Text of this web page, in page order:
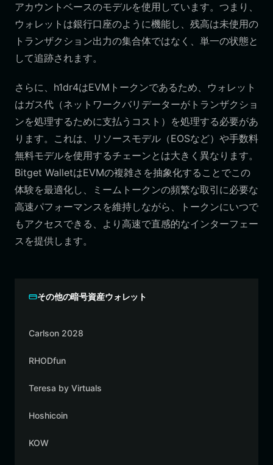
アカウントベースのモデルを使用しています。つまり、
ウォレットは銀行口座のように機能し、残高は未使用の
トランザクション出力の集合体ではなく、単一の状態と
して追跡されます。
さらに、h1dr4はEVMトークンであるため、ウォレット
はガス代（ネットワークバリデーターがトランザクショ
ンを処理するために支払うコスト）を処理する必要があ
ります。これは、リソースモデル（EOSなど）や手数料
無料モデルを使用するチェーンとは大きく異なります。
Bitget WalletはEVMの複雑さを抽象化することでこの
体験を最適化し、ミームトークンの頻繁な取引に必要な
高速パフォーマンスを維持しながら、トークンにいつで
もアクセスできる、より高速で直感的なインターフェー
スを提供します。
その他の暗号資産ウォレット
Carlson 2028
RHODfun
Teresa by Virtuals
Hoshicoin
KOW